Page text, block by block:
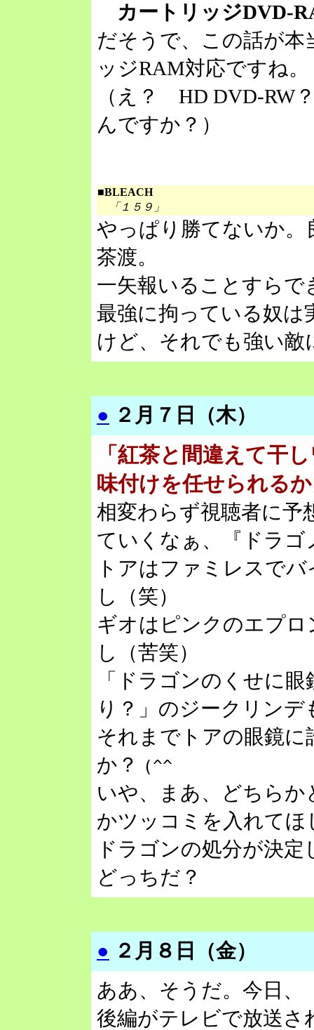
カートリッジDVD-
だそうで、この話が本
ッジRAM対応ですね。
（え？ HD DVD-RW
んですか？）
■BLEACH
「１５９」
やっぱり勝てないか
茶渡。
一矢報いることすらで
最強に拘っている奴は
けど、それでも強い敵
● ２月７日（木）
「紅茶と間違えて干
味付けを任せられる
相変わらず視聴者に予
ていくなぁ、『ドラゴ
トアはファミレスで
し（笑）
ギオはピンクのエプ
し（苦笑）
「ドラゴンのくせに
り？」のジークリンデ
それまでトアの眼鏡
か？
(^^ゞ
いや、まあ、どちら
かツッコミを入れて
ドラゴンの処分が決
どっちだ？
● ２月８日（金）
ああ、そうだ。今日、
後編がテレビで放送さ